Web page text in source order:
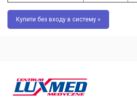
Купити без входу в систему »